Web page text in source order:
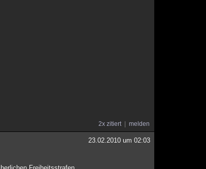
2x zitiert melden
23.02.2010 um 02:03